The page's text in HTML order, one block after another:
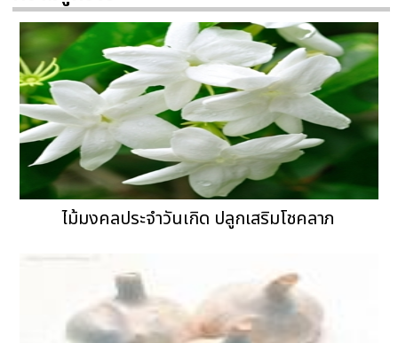
ไม้มงคลประจำวันเกิด ปลูกเสริมโชคลาภ